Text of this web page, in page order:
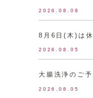
2026.08.08
8月6日(木)は
2026.08.05
大腸洗浄のご
2026.08.05